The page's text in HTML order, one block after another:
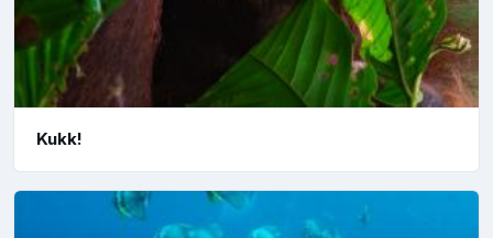
Kukk!